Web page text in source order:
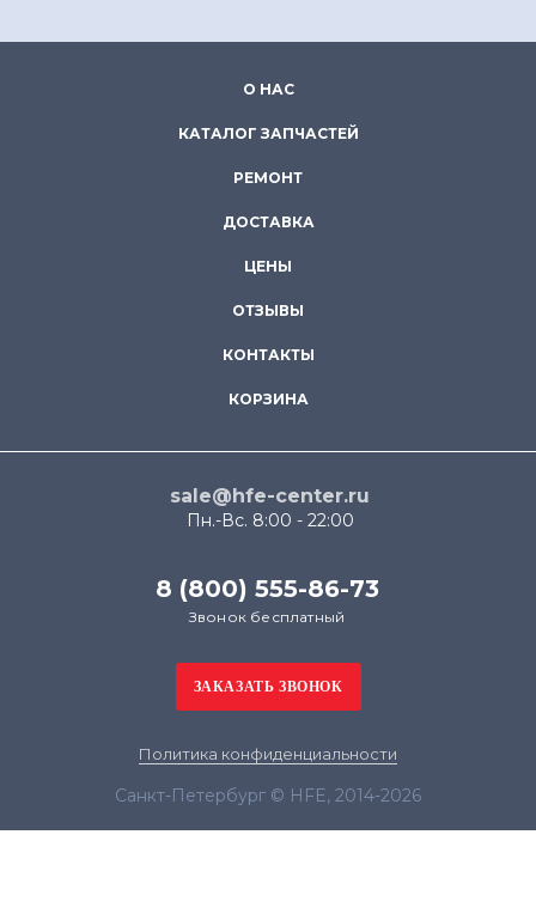
О НАС
КАТАЛОГ ЗАПЧАСТЕЙ
РЕМОНТ
ДОСТАВКА
ЦЕНЫ
ОТЗЫВЫ
КОНТАКТЫ
КОРЗИНА
sale@hfe-center.ru
Пн.-Вс. 8:00 - 22:00
8 (800) 555-86-73
Звонок бесплатный
Политика конфиденциальности
Санкт-Петербург © HFE, 2014-2026